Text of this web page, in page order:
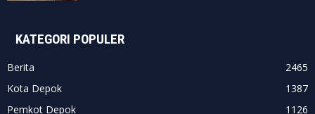
KATEGORI POPULER
Berita
2465
Kota Depok
1387
Pemkot Depok
1126